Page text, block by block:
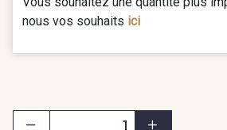
nous vos souhaits ici